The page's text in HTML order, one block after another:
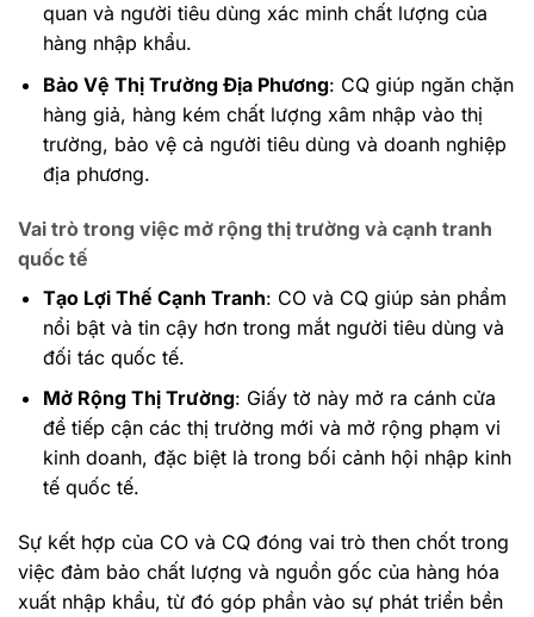
quan và người tiêu dùng xác minh chất lượng của
hàng nhập khẩu.
Bảo Vệ Thị Trường Địa Phương: CQ giúp ngăn chặn
hàng giả, hàng kém chất lượng xâm nhập vào thị
trường, bảo vệ cả người tiêu dùng và doanh nghiệp
địa phương.
Vai trò trong việc mở rộng thị trường và cạnh tranh
quốc tế
Tạo Lợi Thế Cạnh Tranh: CO và CQ giúp sản phẩm
nổi bật và tin cậy hơn trong mắt người tiêu dùng và
đối tác quốc tế.
Mở Rộng Thị Trường: Giấy tờ này mở ra cánh cửa
để tiếp cận các thị trường mới và mở rộng phạm vi
kinh doanh, đặc biệt là trong bối cảnh hội nhập kinh
tế quốc tế.
Sự kết hợp của CO và CQ đóng vai trò then chốt trong
việc đảm bảo chất lượng và nguồn gốc của hàng hóa
xuất nhập khẩu, từ đó góp phần vào sự phát triển bền